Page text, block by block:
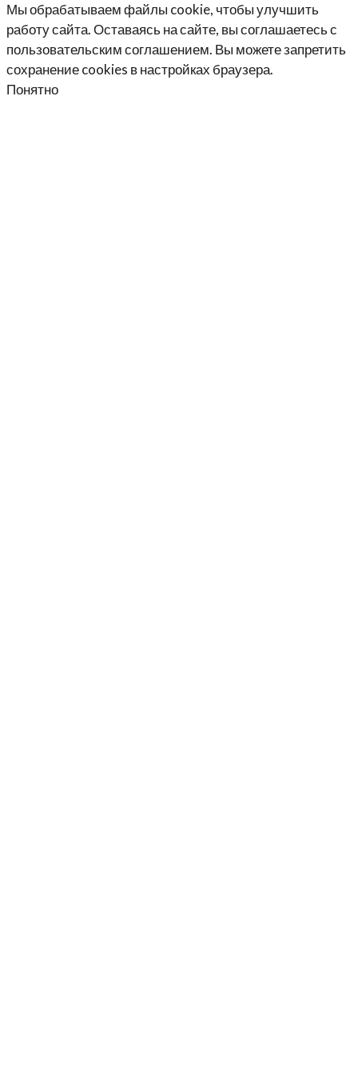
Мы обрабатываем файлы cookie, чтобы улучшить
работу сайта. Оставаясь на сайте, вы соглашаетесь с
пользовательским соглашением. Вы можете запретить
сохранение cookies в настройках браузера.
Понятно